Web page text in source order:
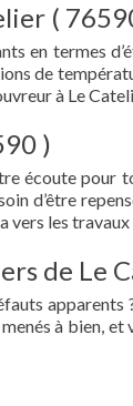
(
en termes
de
à Le
)
écoute pour
d’être
vers les
de Le
apparents
à bien,